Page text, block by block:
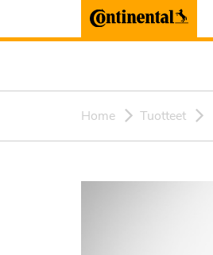
Home Tuotteet